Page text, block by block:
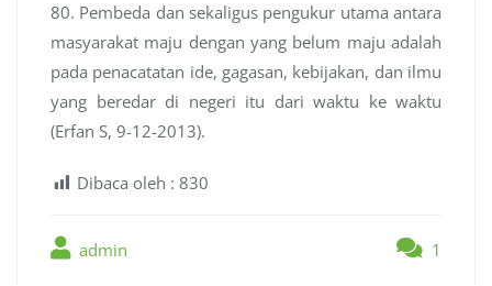
80. Pembeda dan sekaligus pengukur utama antara
masyarakat maju dengan yang belum maju adalah
pada penacatatan ide, gagasan, kebijakan, dan ilmu
yang beredar di negeri itu dari waktu ke waktu
(Erfan S, 9-12-2013).
Dibaca oleh : 830
admin 1